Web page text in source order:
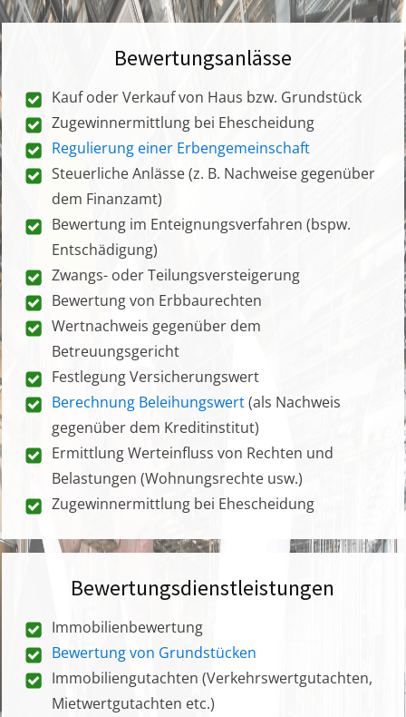
Bewertungsanlässe
Kauf oder Verkauf von Haus bzw. Grundstück
Zugewinnermittlung bei Ehescheidung
Regulierung einer Erbengemeinschaft
Steuerliche Anlässe (z. B. Nachweise gegenüber
dem Finanzamt)
Bewertung im Enteignungsverfahren (bspw.
Entschädigung)
Zwangs- oder Teilungsversteigerung
Bewertung von Erbbaurechten
Wertnachweis gegenüber dem
Betreuungsgericht
Festlegung Versicherungswert
Berechnung Beleihungswert(als Nachweis
gegenüber dem Kreditinstitut)
Ermittlung Werteinfluss von Rechten und
Belastungen (Wohnungsrechte usw.)
Zugewinnermittlung bei Ehescheidung
Bewertungsdienstleistungen
Immobilienbewertung
Bewertung von Grundstücken
Immobiliengutachten (Verkehrswertgutachten,
Mietwertgutachten etc.)